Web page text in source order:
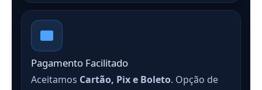
Pagamento Facilitado
Aceitamos Cartão, Pix e Boleto. Opção de